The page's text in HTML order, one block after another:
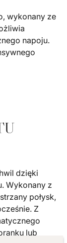
wykonany ze
napoju.
dzięki
Wykonany z
połysk,
Z
lub